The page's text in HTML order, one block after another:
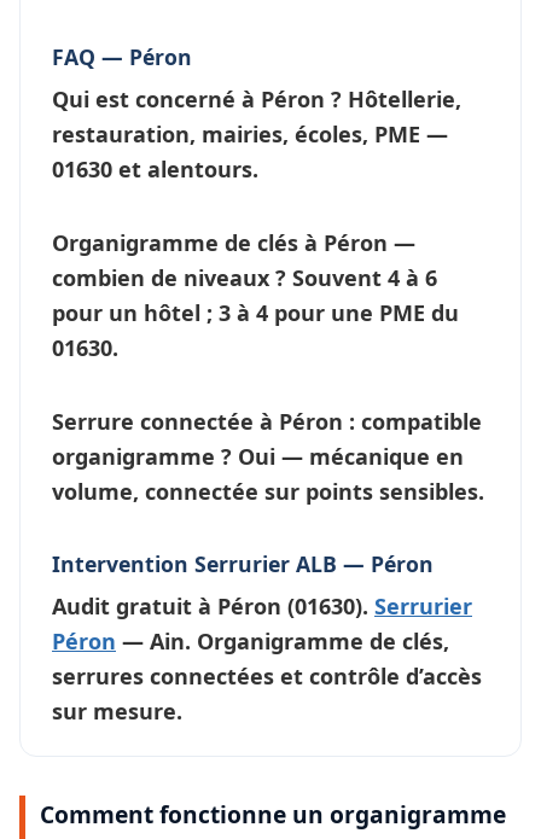
FAQ — Péron
Qui est concerné à Péron ? Hôtellerie,
restauration, mairies, écoles, PME —
01630 et alentours.
Organigramme de clés à Péron —
combien de niveaux ? Souvent 4 à 6
pour un hôtel ; 3 à 4 pour une PME du
01630.
Serrure connectée à Péron : compatible
organigramme ? Oui — mécanique en
volume, connectée sur points sensibles.
Intervention Serrurier ALB — Péron
Audit gratuit à Péron (01630). Serrurier
Péron — Ain. Organigramme de clés,
serrures connectées et contrôle d’accès
sur mesure.
Comment fonctionne un organigramme